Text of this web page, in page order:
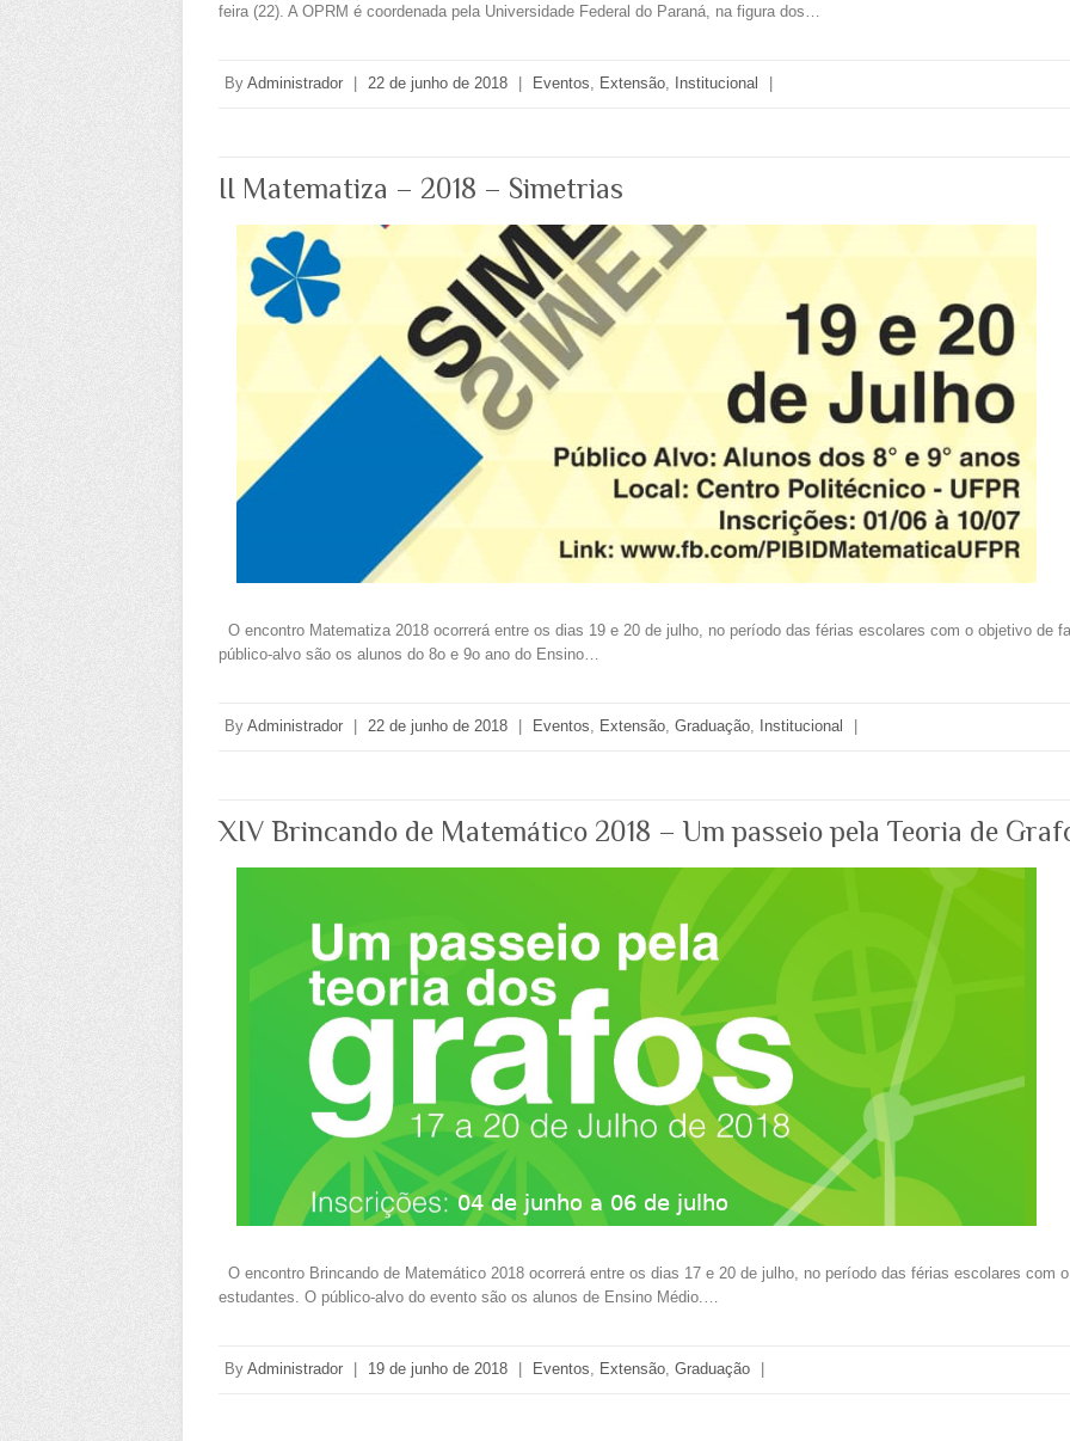
feira (22). A OPRM é coordenada pela Universidade Federal do Paraná, na figura dos…
By Administrador | 22 de junho de 2018 | Eventos Extensão Institucional |
II Matematiza – 2018 – Simetrias
O encontro Matematiza 2018 ocorrerá entre os dias 19 e 20 de julho, no período das férias escolares com o objetivo de
público-alvo são os alunos do 8o e 9o ano do Ensino…
By Administrador | 22 de junho de 2018 | Eventos Extensão Graduação Institucional |
XIV Brincando de Matemático 2018 – Um passeio pela Teoria de
O encontro Brincando de Matemático 2018 ocorrerá entre os dias 17 e 20 de julho, no período das férias escolares com
estudantes. O público-alvo do evento são os alunos de Ensino Médio.…
By Administrador | 19 de junho de 2018 | Eventos Extensão Graduação |